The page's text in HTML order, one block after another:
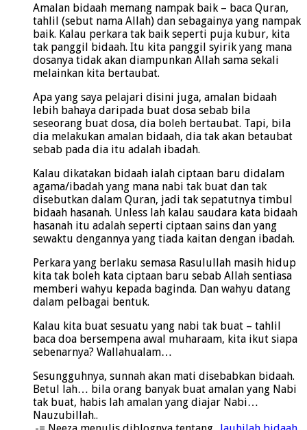
Amalan bidaah memang nampak baik – baca Quran,
tahlil (sebut nama Allah) dan sebagainya yang nampak
baik. Kalau perkara tak baik seperti puja kubur, kita
tak panggil bidaah. Itu kita panggil syirik yang mana
dosanya tidak akan diampunkan Allah sama sekali
melainkan kita bertaubat.
Apa yang saya pelajari disini juga, amalan bidaah
lebih bahaya daripada buat dosa sebab bila
seseorang buat dosa, dia boleh bertaubat. Tapi, bila
dia melakukan amalan bidaah, dia tak akan betaubat
sebab pada dia itu adalah ibadah.
Kalau dikatakan bidaah ialah ciptaan baru didalam
agama/ibadah yang mana nabi tak buat dan tak
disebutkan dalam Quran, jadi tak sepatutnya timbul
bidaah hasanah. Unless lah kalau saudara kata bidaah
hasanah itu adalah seperti ciptaan sains dan yang
sewaktu dengannya yang tiada kaitan dengan ibadah.
Perkara yang berlaku semasa Rasulullah masih hidup
kita tak boleh kata ciptaan baru sebab Allah sentiasa
memberi wahyu kepada baginda. Dan wahyu datang
dalam pelbagai bentuk.
Kalau kita buat sesuatu yang nabi tak buat – tahlil
baca doa bersempena awal muharaam, kita ikut siapa
sebenarnya? Wallahualam…
Sesungguhnya, sunnah akan mati disebabkan bidaah.
Betul lah… bila orang banyak buat amalan yang Nabi
tak buat, habis lah amalan yang diajar Nabi…
Nauzubillah..